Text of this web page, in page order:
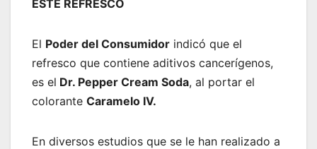
ESTE REFRESCO
El Poder del Consumidor indicó que el
refresco que contiene aditivos cancerígenos,
es el Dr. Pepper Cream Soda, al portar el
colorante Caramelo IV.
En diversos estudios que se le han realizado a